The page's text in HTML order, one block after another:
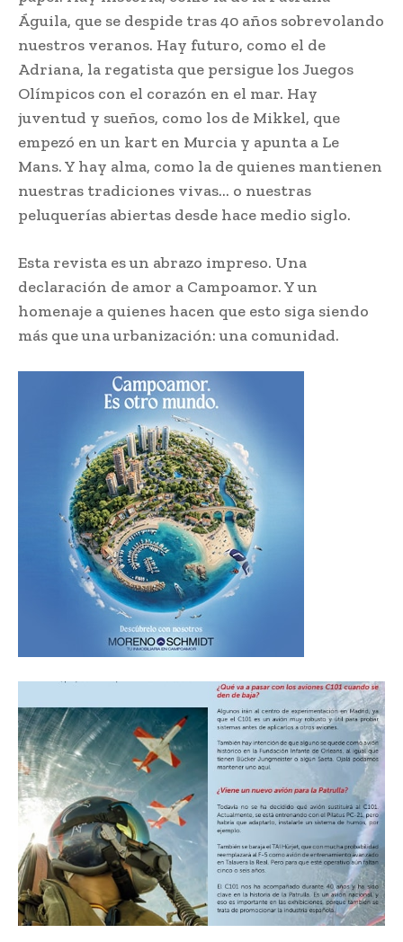
Águila, que se despide tras 40 años sobrevolando
nuestros veranos. Hay futuro, como el de
Adriana, la regatista que persigue los Juegos
Olímpicos con el corazón en el mar. Hay
juventud y sueños, como los de Mikkel, que
empezó en un kart en Murcia y apunta a Le
Mans. Y hay alma, como la de quienes mantienen
nuestras tradiciones vivas… o nuestras
peluquerías abiertas desde hace medio siglo.
Esta revista es un abrazo impreso. Una
declaración de amor a Campoamor. Y un
homenaje a quienes hacen que esto siga siendo
más que una urbanización: una comunidad.